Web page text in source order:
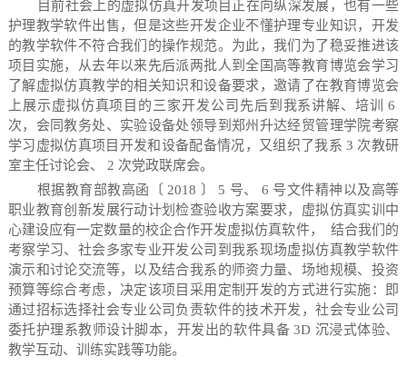
目前社会上的虚拟仿真开发项目正在向纵深发展，也有一些
护理教学软件出售，但是这些开发企业不懂护理专业知识，开发
的教学软件不符合我们的操作规范。为此，我们为了稳妥推进该
项目实施，从去年以来先后派两批人到全国高等教育博览会学习
了解虚拟仿真教学的相关知识和设备要求，邀请了在教育博览会
上展示虚拟仿真项目的三家开发公司先后到我系讲解、培训 6
次，会同教务处、实验设备处领导到郑州升达经贸管理学院考察
学习虚拟仿真项目开发和设备配备情况，又组织了我系 3 次教研
室主任讨论会、
2 次党政联席会。
根据教育部教高函〔
2018 5 号、 6 号文件精神以及高等
职业教育创新发展行动计划检查验收方案要求，虚拟仿真实训中
心建设应有一定数量的校企合作开发虚拟仿真软件，
结合我们的
考察学习、社会多家专业开发公司到我系现场虚拟仿真教学软件
演示和讨论交流等，以及结合我系的师资力量、场地规模、投资
预算等综合考虑，决定该项目采用定制开发的方式进行实施：即
通过招标选择社会专业公司负责软件的技术开发，社会专业公司
委托护理系教师设计脚本，开发出的软件具备 3D 沉浸式体验、
教学互动、训练实践等功能。